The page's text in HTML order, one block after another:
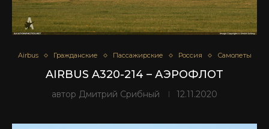
Airbus Гражданские Пассажирские Россия Самолеты
AIRBUS A320-214 – АЭРОФЛОТ
автор Дмитрий Срибный 12.11.2020